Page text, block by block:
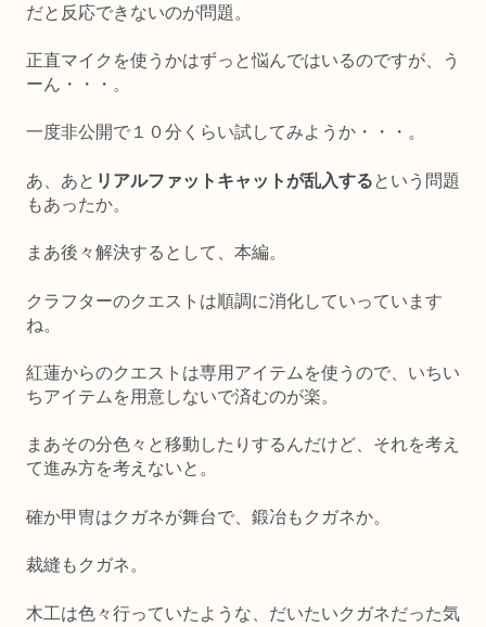
だと反応できないのが問題。
正直マイクを使うかはずっと悩んではいるのですが、う
ーん・・・。
一度非公開で１０分くらい試してみようか・・・。
あ、あと リアルファットキャットが乱入するという問題
もあったか。
まあ後々解決するとして、本編。
クラフターのクエストは順調に消化していっています
ね。
紅蓮からのクエストは専用アイテムを使うので、いちい
ちアイテムを用意しないで済むのが楽。
まあその分色々と移動したりするんだけど、それを考え
て進み方を考えないと。
確か甲冑はクガネが舞台で、鍛冶もクガネか。
裁縫もクガネ。
木工は色々行っていたような、だいたいクガネだった気